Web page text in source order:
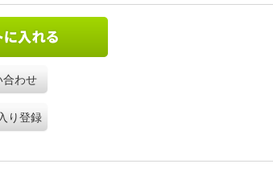
合わせ
り登録